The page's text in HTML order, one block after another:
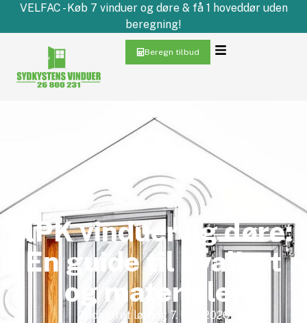
VELFAC - Køb 7 vinduer og døre & få 1 hoveddør uden
beregning!
Beregn tilbud
KPK vinduer og døre:
En guide til kvalitet
og materialer
Opdateret lørdag 7. mar 2026